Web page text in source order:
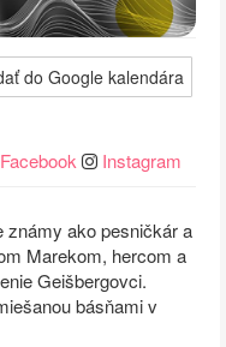
do Google kalendára
Facebook Instagram
známy ako pesničkár a
Marekom, hercom a
Geišbergovci.
básňami v